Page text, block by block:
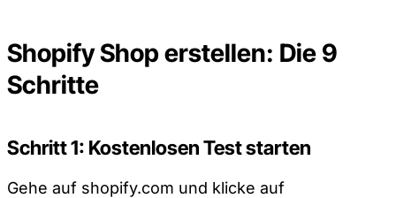
Shopify Shop erstellen: Die 9
Schritte
Schritt 1: Kostenlosen Test starten
Gehe auf shopify.com und klicke auf